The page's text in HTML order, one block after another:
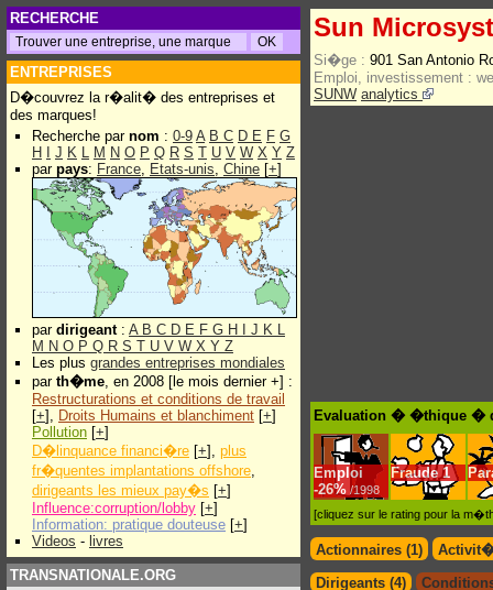
RECHERCHE
ENTREPRISES
D�couvrez la r�alit� des entreprises et
des marques!
Recherche par nom : 0-9 A B C D E F G
H
J K L M N O P Q R S T U V W X Y Z
par pays: France, Etats-unis, Chine [+]
par dirigeant: A B C D E F G H J K L
M N O P Q R S T U V W X Y Z
Les plus grandes entreprises mondiales
par th�me, en 2008 [le mois dernier +] :
Restructurations et conditions de travail
[+], Droits Humains et blanchiment [+]
Pollution [+]
D�linquance financi�re [+], plus
fr�quentes implantations offshore,
dirigeants les mieux pay�s [+]
Influence:corruption/lobby [+]
Information: pratique douteuse [+]
Videos - livres
TRANSNATIONALE.ORG
Sun
Si�ge : 901 San Antonio
Emploi, investissement :
SUNW analytics
Evaluation � �thique �
Emploi
-26% /1998
Fraude 1
[cliquez sur le rating pour la
Actionnaires (1)
Dirigeants (4)